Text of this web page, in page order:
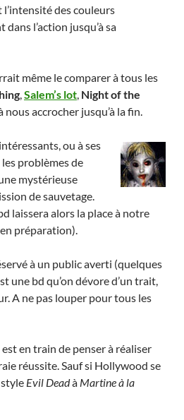
des couleurs
l’action jusqu’à sa
même le comparer à tous les
,Salem’s lot, Night of the
accrocher jusqu’à la fin.
ou à ses
problèmes de
mystérieuse
de sauvetage.
laissera alors la place à notre
préparation).
à un public averti (quelques
une bd qu’on dévore d’un trait,
A ne pas louper pour tous les
est en train de penser à réaliser
réussite. Sauf si Hollywood se
Evil Deadà Martine à la